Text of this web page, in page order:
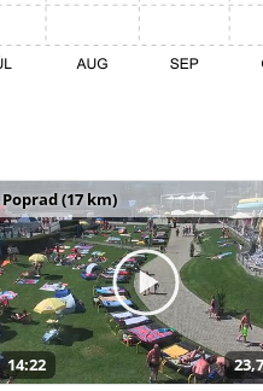
Poprad (17 km)
14:22